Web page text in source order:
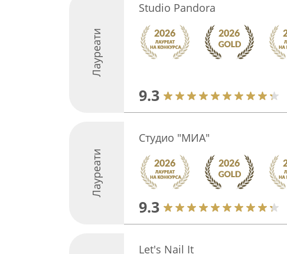
Лауреати
Studio Pandora
9.3
Лауреати
Студио "МИА"
9.3
Let's Nail It